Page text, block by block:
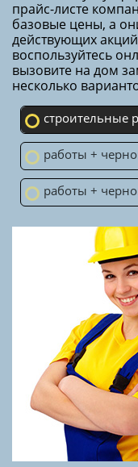
Ремонтные
от 4500
В строительные
связанные с
отопления и
оснащения и
условиям мы
материалов, а
самостоятельно.